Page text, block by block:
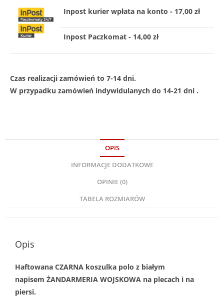
Inpost kurier wpłata na konto - 17,00 zł
Inpost Paczkomat - 14,00 zł
Czas realizacji zamówień to 7-14 dni.
W przypadku zamówień indywidulanych do 14-21 dni .
OPIS
INFORMACJE DODATKOWE
OPINIE (0)
TABELA ROZMIARÓW
Opis
Haftowana CZARNA koszulka polo z białym
napisem ŻANDARMERIA WOJSKOWA na plecach i na
piersi.